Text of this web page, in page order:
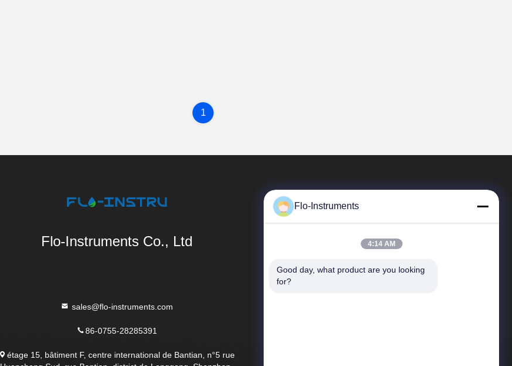
1
Flo-Instruments Co., Ltd
sales@flo-instruments.com
86-0755-28285391
étage 15, bâtiment F, centre international de Bantian, n°5 rue
Liens Rapides
Flo-Instruments
4:14 AM
Good day, what product are you looking
for?